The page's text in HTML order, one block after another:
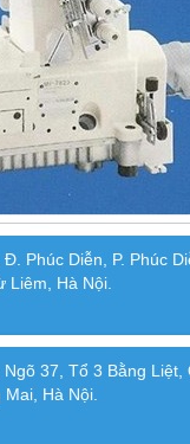
Đ. Phúc Diễn, P. Phúc
Liêm, Hà Nội.
Ngõ 37, Tổ 3 Bằng Liệt,
Mai, Hà Nội.